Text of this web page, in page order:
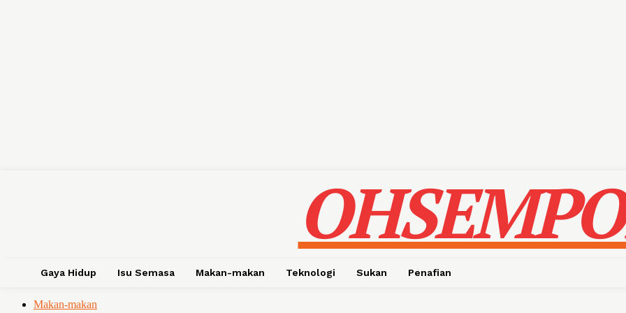
Gaya Hidup Isu Semasa Makan-makan Teknologi Sukan Penafian
Makan-makan